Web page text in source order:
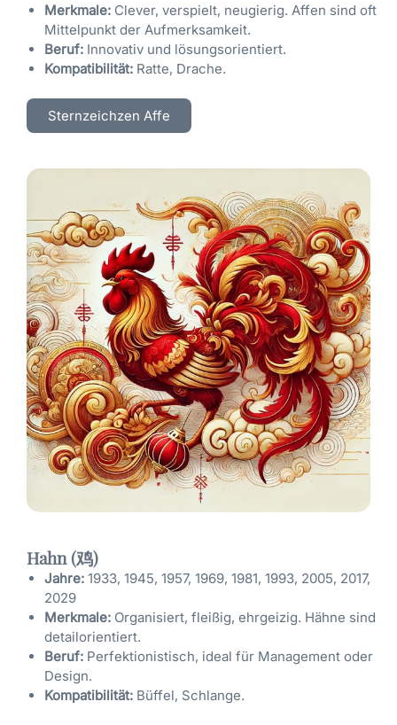
Merkmale: Clever, verspielt, neugierig. Affen sind oft
Mittelpunkt der Aufmerksamkeit.
Beruf: Innovativ und lösungsorientiert.
Kompatibilität: Ratte, Drache.
Sternzeichzen Affe
Hahn (鸡)
Jahre: 1933, 1945, 1957, 1969, 1981, 1993, 2005, 2017,
2029
Merkmale: Organisiert, fleißig, ehrgeizig. Hähne sind
detailorientiert.
Beruf: Perfektionistisch, ideal für Management oder
Design.
Kompatibilität: Büffel, Schlange.